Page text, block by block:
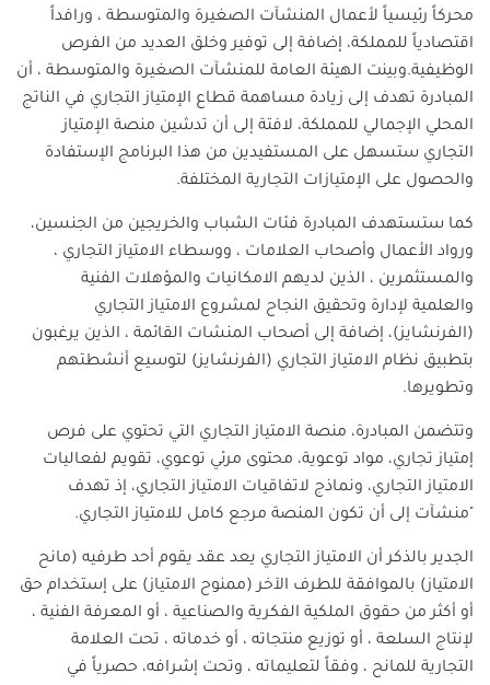
محركاً رئيسياً لأعمال المنشآت الصغيرة والمتوسطة ، ورافداً
اقتصادياً للمملكة، إضافة إلى توفير وخلق العديد من الفرص
الوظيفية.وبينت الهيئة العامة للمنشآت الصغيرة والمتوسطة ، أن
المبادرة تهدف إلى زيادة مساهمة قطاع الإمتياز التجاري في الناتج
المحلي الإجمالي للمملكة، لافتة إلى أن تدشين منصة الإمتياز
التجاري ستسهل على المستفيدين من هذا البرنامج الإستفادة
والحصول على الإمتيازات التجارية المختلفة.
كما ستستهدف المبادرة فئات الشباب والخريجين من الجنسين،
ورواد الأعمال وأصحاب العلامات ، ووسطاء الامتياز التجاري ،
والمستثمرين ، الذين لديهم الامكانيات والمؤهلات الفنية
والعلمية لإدارة وتحقيق النجاح لمشروع الامتياز التجاري
(الفرنشايز)، إضافة إلى أصحاب المنشات القائمة ، الذين يرغبون
بتطبيق نظام الامتياز التجاري (الفرنشايز) لتوسيع أنشطتهم
وتطويرها.
وتتضمن المبادرة، منصة الامتياز التجاري التي تحتوي على فرص
إمتياز تجاري، مواد توعوية، محتوى مرئي توعوي، تقويم لفعاليات
الامتياز التجاري، ونماذج لاتفاقيات الامتياز التجاري، إذ تهدف
"منشآت إلى أن تكون المنصة مرجع كامل للامتياز التجاري.
الجدير بالذكر أن الامتياز التجاري يعد عقد يقوم أحد طرفيه (مانح
الامتياز) بالموافقة للطرف الآخر (ممنوح الامتياز) على إستخدام حق
أو أكثر من حقوق الملكية الفكرية والصناعية ، أو المعرفة الفنية ،
لإنتاج السلعة ، أو توزيع منتجاته ، أو خدماته ، تحت العلامة
التجارية للمانح ، وفقاً لتعليماته ، وتحت إشرافه، حصرياً في